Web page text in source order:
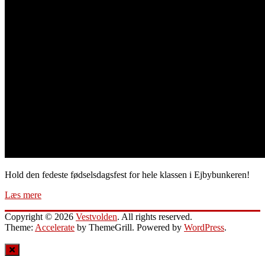
Hold den fedeste fødselsdagsfest for hele klassen i Ejbybunkeren!
Læs mere
Copyright © 2026 Vestvolden. All rights reserved.
Theme: Accelerate by ThemeGrill. Powered by WordPress.